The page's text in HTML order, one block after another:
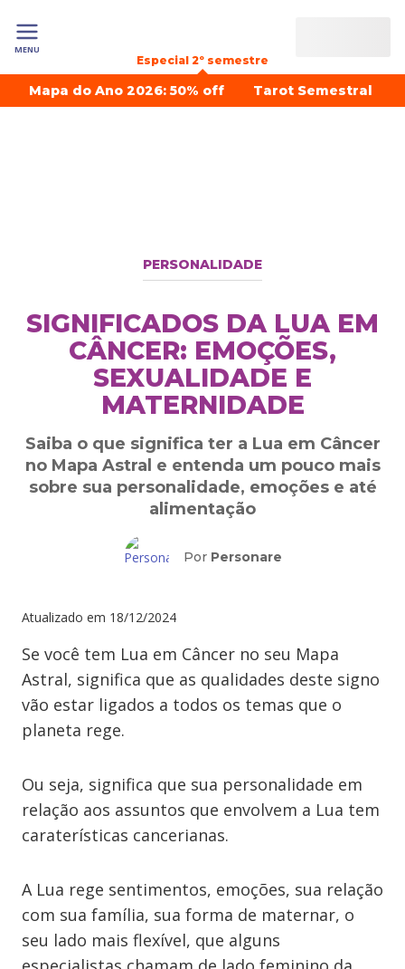
MENU
Especial 2º semestre
Mapa do Ano 2026: 50% off Tarot Semestral
PERSONALIDADE
SIGNIFICADOS DA LUA EM
CÂNCER: EMOÇÕES,
SEXUALIDADE E
MATERNIDADE
Saiba o que significa ter a Lua em Câncer
no Mapa Astral e entenda um pouco mais
sobre sua personalidade, emoções e até
alimentação
Por Personare
Atualizado em 18/12/2024
Se você tem Lua em Câncer no seu Mapa
Astral, significa que as qualidades deste signo
vão estar ligados a todos os temas que o
planeta rege.
Ou seja, significa que sua personalidade em
relação aos assuntos que envolvem a Lua tem
caraterísticas cancerianas.
A Lua rege sentimentos, emoções, sua relação
com sua família, sua forma de maternar, o
seu lado mais flexível, que alguns